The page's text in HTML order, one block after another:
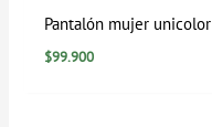
Pantalón mujer unicolor
$99.900